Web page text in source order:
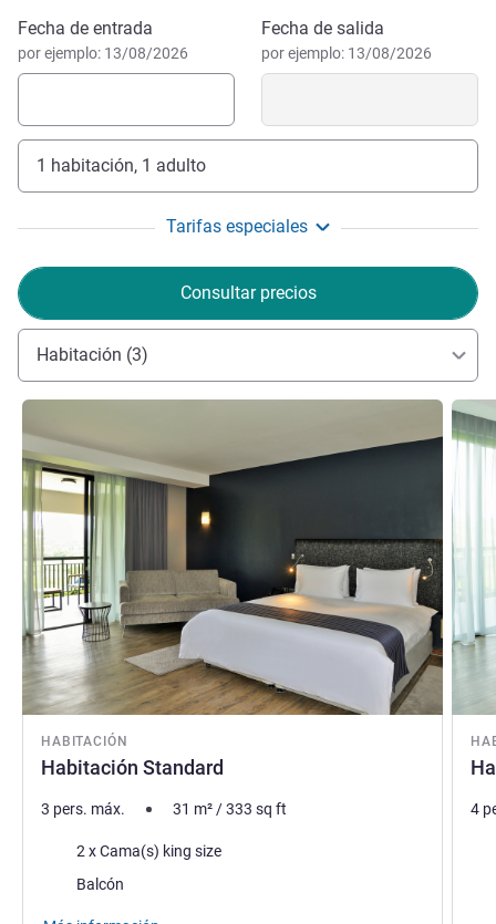
Reservar este hotel
Fecha de entrada
por ejemplo: 13/08/2026
Fecha de salida
por ejemplo: 13/08/2026
1 habitación, 1 adulto
Tarifas especiales
Consultar precios
Habitación (3)
HABITACIÓN
Habitación Standard
Más información
3 pers. máx. 31 m²/333 sq ft
Ropa de cama
2 x Cama(s) king size
Assets :Balcón
Más
4